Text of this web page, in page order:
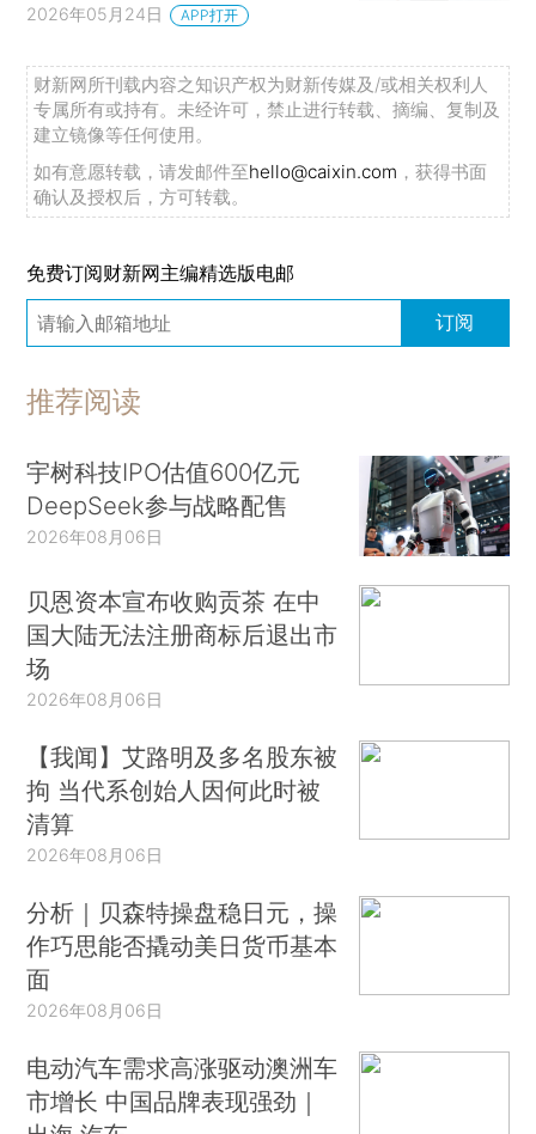
2026年05月24日 APP打开
财新网所刊载内容之知识产权为财新传媒及/或相关权利人
专属所有或持有。未经许可，禁止进行转载、摘编、复制及
建立镜像等任何使用。
如有意愿转载，请发邮件至hello@caixin.com ，获得书面
确认及授权后，方可转载。
免费订阅财新网主编精选版电邮
订阅
推荐阅读
宇树科技IPO估值600亿元
DeepSeek参与战略配售
2026年08月06日
贝恩资本宣布收购贡茶 在中
国大陆无法注册商标后退出市
场
2026年08月06日
【我闻】艾路明及多名股东被
拘 当代系创始人因何此时被
清算
2026年08月06日
分析｜贝森特操盘稳日元，操
作巧思能否撬动美日货币基本
面
2026年08月06日
电动汽车需求高涨驱动澳洲车
市增长 中国品牌表现强劲｜